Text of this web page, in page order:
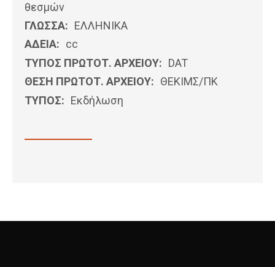
θεσμών
ΓΛΩΣΣΑ: ΕΛΛΗΝΙΚΆ
ΑΔΕΙΑ: cc
ΤΥΠΟΣ ΠΡΩΤΟΤ. ΑΡΧΕΙΟΥ: DAT
ΘΕΣΗ ΠΡΩΤΟΤ. ΑΡΧΕΙΟΥ: ΘΕΚΙΜΣ/ΠΚ
ΤΥΠΟΣ: Εκδήλωση